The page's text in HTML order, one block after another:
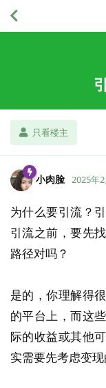
只看楼主
小肉脸 2025年
为什么要引流？
引流之前，要先
路径对吗？
是的，你理解得
的平台上，而这
际的收益或其他
实需要先考虑变现